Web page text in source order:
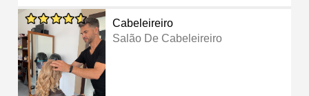
Cabeleireiro
Salão De Cabeleireiro